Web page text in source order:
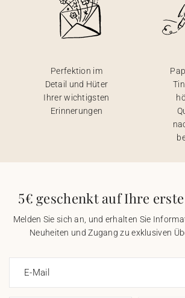
Perfektion im
Detail und Hüter
Ihrer wichtigsten
Erinnerungen
5€ geschenkt auf Ihre
Melden Sie sich an, und erhalten Sie
Neuheiten und Zugang zu exklusiven
E-Mail